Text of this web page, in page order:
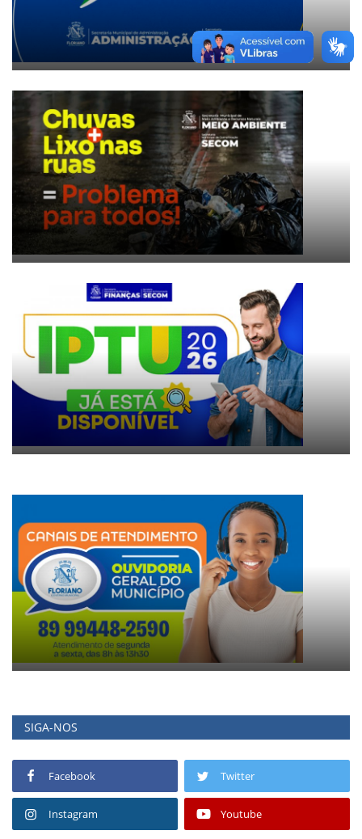
SIGA-NOS
Facebook Twitter
Instagram Youtube